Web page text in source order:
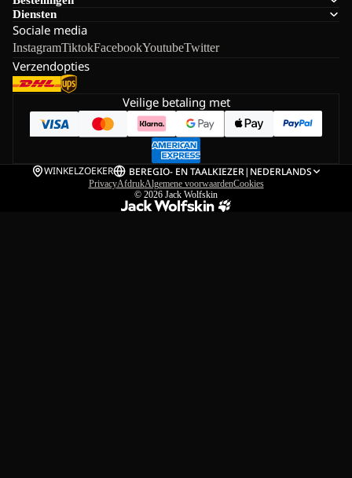
Diensten
Sociale media
InstagramTiktokFacebookYoutubeTwitter
Verzendopties
Veilige betaling met
WINKELZOEKER BEREGIO- EN TAALKIEZER| NEDERLANDS
PrivacyAfdrukAlgemene voorwaardenCookies
© 2026 Jack Wolfskin